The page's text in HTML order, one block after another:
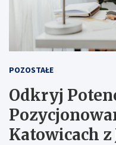
POZOSTAŁE
Odkryj
Katowicach z